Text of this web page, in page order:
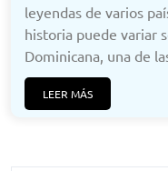
leyendas de varios
historia puede variar
Dominicana, una de
LEER MÁS